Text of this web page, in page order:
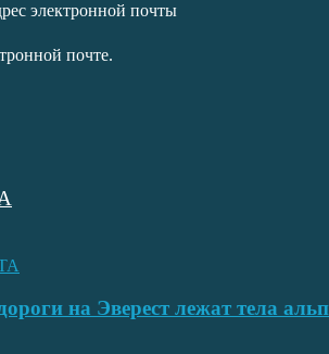
электронной почты
почте.
на Эверест лежат тела